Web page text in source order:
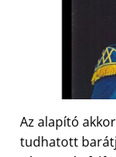
Az alapító
tudhatott